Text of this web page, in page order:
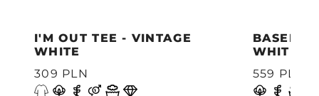
I'M OUT TEE - VINTAGE
WHITE
309 PLN
WHITE
559 PLN